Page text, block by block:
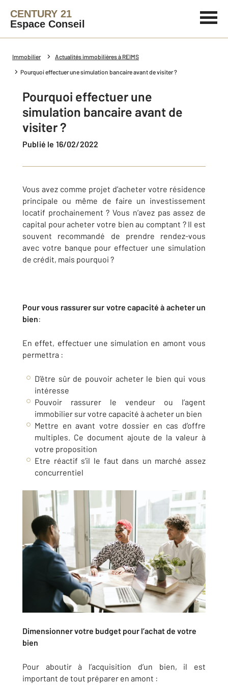
CENTURY 21
Espace Conseil
Immobilier Actualités immobilières à REIMS
Pourquoi effectuer une simulation bancaire avant de visiter ?
Pourquoi effectuer une
simulation bancaire avant de
visiter ?
Publié le 16/02/2022
Vous avez comme projet d’acheter votre résidence
principale ou même de faire un investissement
locatif prochainement ? Vous n’avez pas assez de
capital pour acheter votre bien au comptant ? Il est
souvent recommandé de prendre rendez-vous
avec votre banque pour effectuer une simulation
de crédit, mais pourquoi ?
Pour vous rassurer sur votre capacité à acheter un
bien:
En effet, effectuer une simulation en amont vous
permettra :
D’être sûr de pouvoir acheter le bien qui vous
intéresse
Pouvoir rassurer le vendeur ou l’agent
immobilier sur votre capacité à acheter un bien
Mettre en avant votre dossier en cas d’offre
multiples. Ce document ajoute de la valeur à
votre proposition
Etre réactif s’il le faut dans un marché assez
concurrentiel
Dimensionner votre budget pour l’achat de votre
bien
Pour aboutir à l’acquisition d’un bien, il est
important de tout préparer en amont :